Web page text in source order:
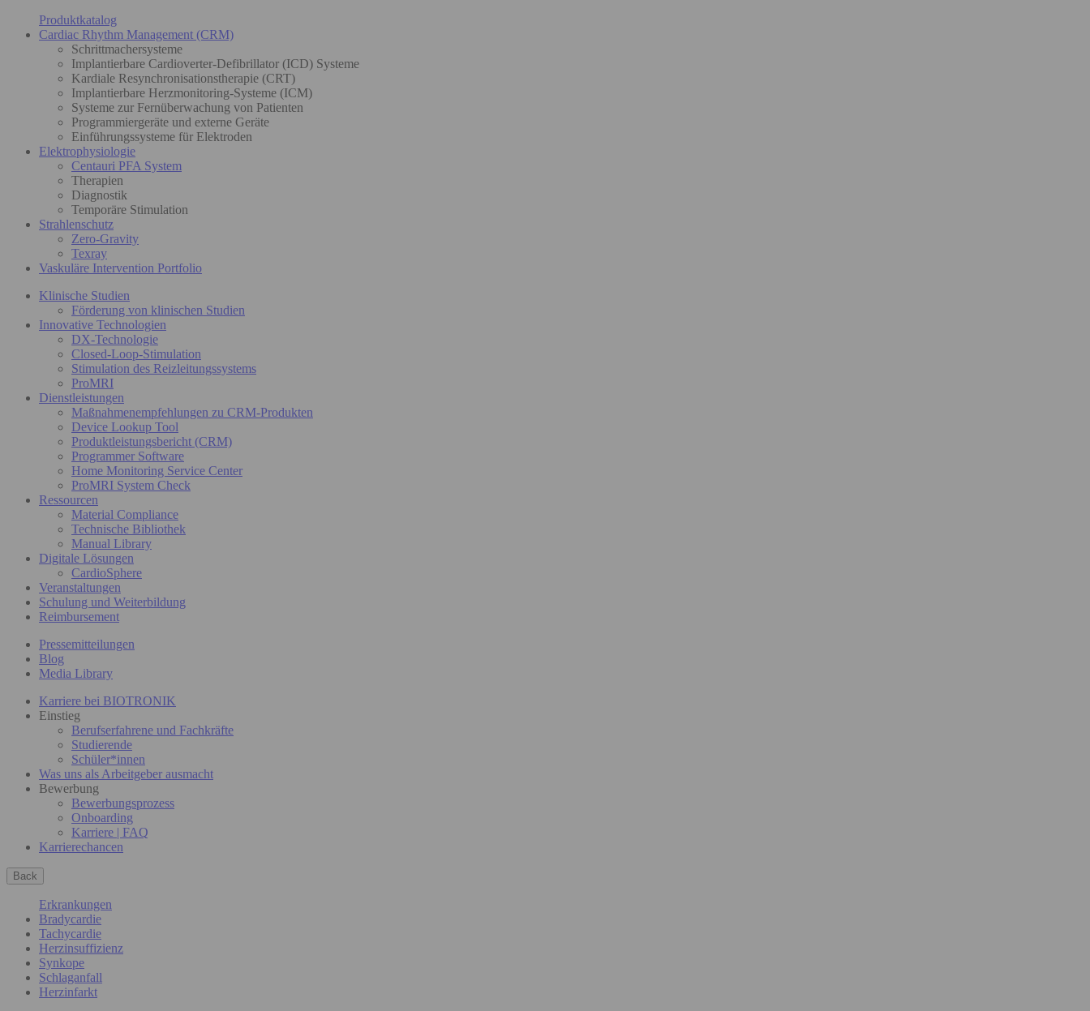
Produktkatalog
Cardiac Rhythm Management (CRM)
Schrittmachersysteme
Implantierbare Cardioverter-Defibrillator (ICD) Systeme
Kardiale Resynchronisationstherapie (CRT)
Implantierbare Herzmonitoring-Systeme (ICM)
Systeme zur Fernüberwachung von Patienten
Programmiergeräte und externe Geräte
Einführungssysteme für Elektroden
Elektrophysiologie
Centauri PFA System
Therapien
Diagnostik
Temporäre Stimulation
Strahlenschutz
Zero-Gravity
Texray
Vaskuläre Intervention Portfolio
Klinische Studien
Förderung von klinischen Studien
Innovative Technologien
DX-Technologie
Closed-Loop-Stimulation
Stimulation des Reizleitungssystems
ProMRI
Dienstleistungen
Maßnahmenempfehlungen zu CRM-Produkten
Device Lookup Tool
Produktleistungsbericht (CRM)
Programmer Software
Home Monitoring Service Center
ProMRI System Check
Ressourcen
Material Compliance
Technische Bibliothek
Manual Library
Digitale Lösungen
CardioSphere
Veranstaltungen
Schulung und Weiterbildung
Reimbursement
Pressemitteilungen
Blog
Media Library
Karriere bei BIOTRONIK
Einstieg
Berufserfahrene und Fachkräfte
Studierende
Schüler*innen
Was uns als Arbeitgeber ausmacht
Bewerbung
Bewerbungsprozess
Onboarding
Karriere | FAQ
Karrierechancen
Back
Erkrankungen
Bradycardie
Tachycardie
Herzinsuffizienz
Synkope
Schlaganfall
Herzinfarkt